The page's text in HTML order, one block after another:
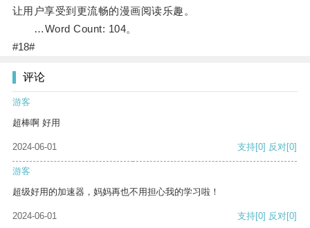
让用户享受到更流畅的漫画阅读乐趣。
…Word Count: 104。
#18#
评论
游客
超棒啊 好用
2024-06-01 支持[0] 反对[0]
游客
超级好用的加速器，妈妈再也不用担心我的学习啦！
2024-06-01 支持[0] 反对[0]